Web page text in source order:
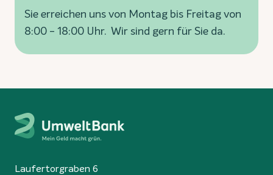
Sie erreichen uns von Montag bis Freitag von
8:00 - 18:00 Uhr. Wir sind gern für Sie da.
Laufertorgraben 6